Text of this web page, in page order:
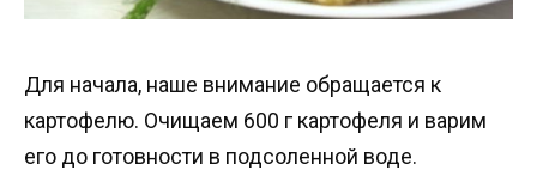
Для начала, наше внимание обращается к
картофелю. Очищаем 600 г картофеля и варим
его до готовности в подсоленной воде.